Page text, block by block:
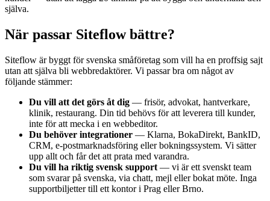
själva.
När passar Siteflow bättre?
Siteflow är byggt för svenska småföretag som vill ha en proffsig sajt
utan att själva bli webbredaktörer. Vi passar bra om något av
följande stämmer:
Du vill att det görs åt dig — frisör, advokat, hantverkare,
klinik, restaurang. Din tid behövs för att leverera till kunder,
inte för att mecka i en webbeditor.
Du behöver integrationer — Klarna, BokaDirekt, BankID,
CRM, e-postmarknadsföring eller bokningssystem. Vi sätter
upp allt och får det att prata med varandra.
Du vill ha riktig svensk support — vi är ett svenskt team
som svarar på svenska, via chatt, mejl eller bokat möte. Inga
supportbiljetter till ett kontor i Prag eller Brno.